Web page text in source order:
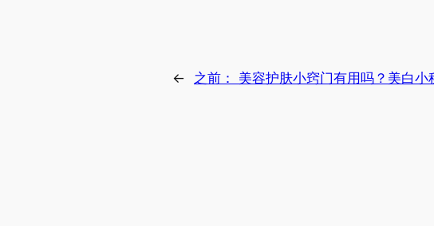
← 之前： 美容护肤小窍门有用吗？美白小